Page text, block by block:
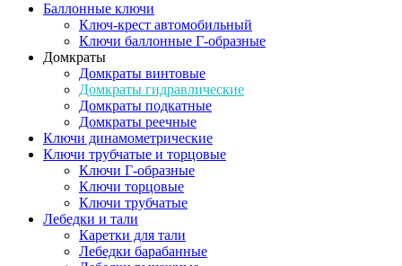
Баллонные ключи
Ключ-крест автомобильный
Ключи баллонные Г-образные
Домкраты
Домкраты винтовые
Домкраты гидравлические
Домкраты подкатные
Домкраты реечные
Ключи динамометрические
Ключи трубчатые и торцовые
Ключи Г-образные
Ключи торцовые
Ключи трубчатые
Лебедки и тали
Каретки для тали
Лебедки барабанные